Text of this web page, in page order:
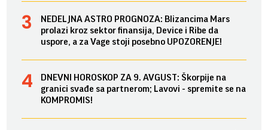
NEDELJNA ASTRO PROGNOZA: Blizancima Mars
prolazi kroz sektor finansija, Device i Ribe da
uspore, a za Vage stoji posebno UPOZORENJE!
DNEVNI HOROSKOP ZA 9. AVGUST: Škorpije na
granici svađe sa partnerom; Lavovi - spremite se na
KOMPROMIS!